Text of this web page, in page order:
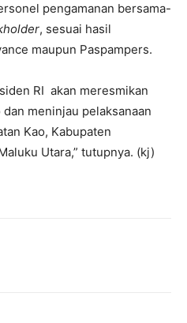
pengamanan bersama-
, sesuai hasil
maupun Paspampers.
RI akan meresmikan
meninjau pelaksanaan
Kao, Kabupaten
Utara,” tutupnya. (kj)